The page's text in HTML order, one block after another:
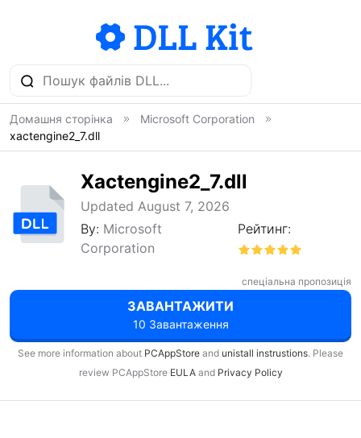
Домашня сторінка
Microsoft Corporation
xactengine2_7.dll
Xactengine2_7.dll
Updated August 7, 2026
By: Microsoft
Corporation
Рейтинг:
спеціальна пропозиція
ЗАВАНТАЖИТИ
10 Завантаження
See more information about PCAppStore and unistall instrustions. Please
review PCAppStore EULAand Privacy Policy